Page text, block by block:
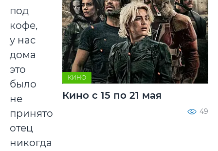
под
кофе,
у нас
дома
это
было
не
принято,
отец
никогда
КИНО
Кино с 15 по 21 мая
49